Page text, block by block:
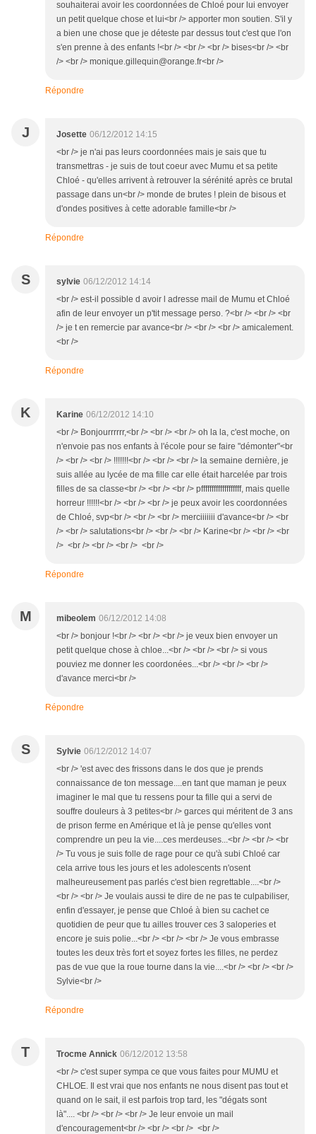
souhaiterai avoir les coordonnées de Chloé pour lui envoyer
un petit quelque chose et lui<br /> apporter mon soutien. S'il y
a bien une chose que je déteste par dessus tout c'est que l'on
s'en prenne à des enfants !<br /> <br /> <br /> bises<br /> <br
/> <br /> monique.gillequin@orange.fr<br />
Répondre
J Josette 06/12/2012 14:15
<br /> je n'ai pas leurs coordonnées mais je sais que tu
transmettras - je suis de tout coeur avec Mumu et sa petite
Chloé - qu'elles arrivent à retrouver la sérénité après ce brutal
passage dans un<br /> monde de brutes ! plein de bisous et
d'ondes positives à cette adorable famille<br />
Répondre
S sylvie 06/12/2012 14:14
<br /> est-il possible d avoir l adresse mail de Mumu et Chloé
afin de leur envoyer un p'tit message perso. ?<br /> <br /> <br
/> je t en remercie par avance<br /> <br /> <br /> amicalement.
<br />
Répondre
K Karine 06/12/2012 14:10
<br /> Bonjourrrrrr,<br /> <br /> <br /> oh la la, c'est moche, on
n'envoie pas nos enfants à l'école pour se faire "démonter"<br
/> <br /> <br /> !!!!!!!<br /> <br /> <br /> la semaine dernière, je
suis allée au lycée de ma fille car elle était harcelée par trois
filles de sa classe<br /> <br /> <br /> pfffffffffffffffffff, mais quelle
horreur !!!!!!<br /> <br /> <br /> je peux avoir les coordonnées
de Chloé, svp<br /> <br /> <br /> merciiiiiii d'avance<br /> <br
/> <br /> salutations<br /> <br /> <br /> Karine<br /> <br /> <br
/> <br /> <br /> <br /> <br />
Répondre
M mibeolem 06/12/2012 14:08
<br /> bonjour !<br /> <br /> <br /> je veux bien envoyer un
petit quelque chose à chloe...<br /> <br /> <br /> si vous
pouviez me donner les coordonées...<br /> <br /> <br />
d'avance merci<br />
Répondre
S Sylvie 06/12/2012 14:07
<br /> 'est avec des frissons dans le dos que je prends
connaissance de ton message....en tant que maman je peux
imaginer le mal que tu ressens pour ta fille qui a servi de
souffre douleurs à 3 petites<br /> garces qui méritent de 3 ans
de prison ferme en Amérique et là je pense qu'elles vont
comprendre un peu la vie....ces merdeuses...<br /> <br /> <br
/> Tu vous je suis folle de rage pour ce qu'à subi Chloé car
cela arrive tous les jours et les adolescents n'osent
malheureusement pas parlés c'est bien regrettable....<br />
<br /> <br /> Je voulais aussi te dire de ne pas te culpabiliser,
enfin d'essayer, je pense que Chloé à bien su cachet ce
quotidien de peur que tu ailles trouver ces 3 saloperies et
encore je suis polie...<br /> <br /> <br /> Je vous embrasse
toutes les deux très fort et soyez fortes les filles, ne perdez
pas de vue que la roue tourne dans la vie....<br /> <br /> <br />
Sylvie<br />
Répondre
T Trocme Annick 06/12/2012 13:58
<br /> c'est super sympa ce que vous faites pour MUMU et
CHLOE. Il est vrai que nos enfants ne nous disent pas tout et
quand on le sait, il est parfois trop tard, les "dégats sont
là".... <br /> <br /> <br /> Je leur envoie un mail
d'encouragement<br /> <br /> <br /> <br />